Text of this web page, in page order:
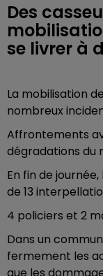
Des
se livrer à
La mobilisation
nombreux
Affrontements
dégradations du
En fin de
de 13
4 policiers et 2
Dans un
fermement les